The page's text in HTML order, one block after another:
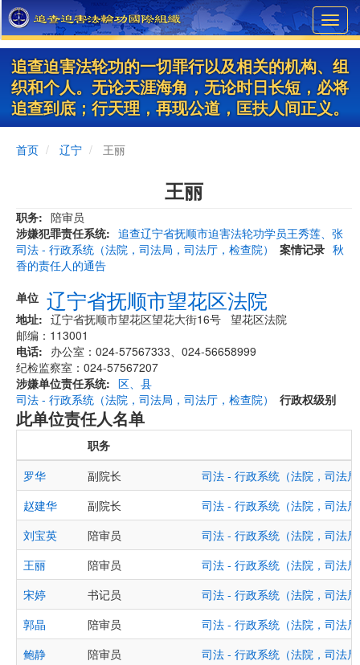
Skip
to
main
content
追查迫害法轮功的一切罪行以及相关的机构、组
织和个人。无论天涯海角，无论时日长短，必将
追查到底；行天理，再现公道，匡扶人间正义。
首页 辽宁 王丽
王丽
职务
陪审员
涉嫌犯罪责任系统
司法 - 行政系统（法院，司法局，司法厅，检查院）
案情记录
追查辽宁省抚顺市迫害法轮功学员王秀莲、张
秋
香的责任人的通告
单位 辽宁省抚顺市望花区法院
地址
辽宁省抚顺市望花区望花大街16号 望花区法院
邮编：113001
电话
办公室：024-57567333、024-56658999
纪检监察室：024-57567207
涉嫌单位责任系统
司法 - 行政系统（法院，司法局，司法厅，检查院）
行政权级别
区、县
此单位责任人名单
职务
罗华
副院长
司法 - 行政系统（法院，司法
赵建华
副院长
司法 - 行政系统（法院，司法
刘宝英
陪审员
司法 - 行政系统（法院，司法
王丽
陪审员
司法 - 行政系统（法院，司法
宋婷
书记员
司法 - 行政系统（法院，司法
郭晶
陪审员
司法 - 行政系统（法院，司法
鲍静
陪审员
司法 - 行政系统（法院，司法